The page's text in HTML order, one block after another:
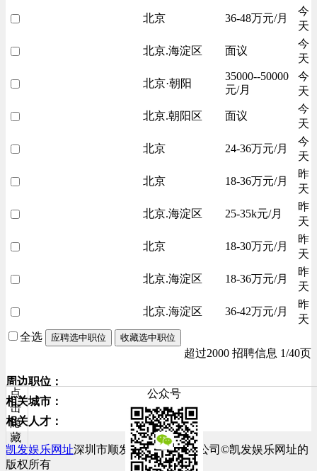
北京 36-48万元/月
今
天
北京.海淀区 面议
今
天
北京·朝阳
35000--50000
元/月
今
天
北京.朝阳区 面议
今
天
北京 24-36万元/月
今
天
北京 18-36万元/月
昨
天
北京.海淀区 25-35k元/月
昨
天
北京 18-30万元/月
昨
天
北京.海淀区 18-36万元/月
昨
天
北京.海淀区 36-42万元/月
昨
天
全选
应聘选中职位 收藏选中职位
超过2000 招聘信息 1/40页
周边职位：
相关城市：
相关人才：
凯发娱乐网址深圳市顺发网络科技有限公司©凯发娱乐网址的
版权所有
点
击
隐
藏
公众号